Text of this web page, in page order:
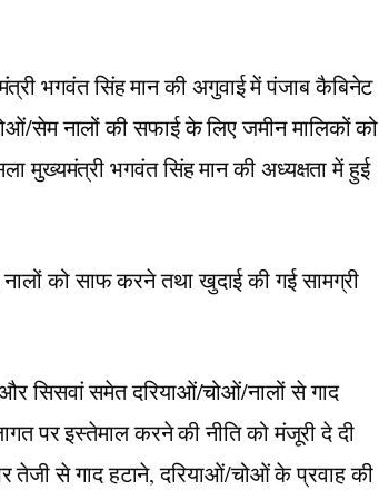
भगवंत सिंह मान की अगुवाई में पंजाब कैबिनेट
सेम नालों की सफाई के लिए जमीन मालिकों को
मुख्यमंत्री भगवंत सिंह मान की अध्यक्षता में हुई
को साफ करने तथा खुदाई की गई सामग्री
सिसवां समेत दरियाओं/चोओं/नालों से गाद
पर इस्तेमाल करने की नीति को मंजूरी दे दी
तेजी से गाद हटाने, दरियाओं/चोओं के प्रवाह की